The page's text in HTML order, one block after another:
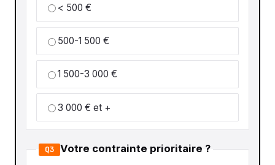
< 500 €
500-1 500 €
1 500-3 000 €
3 000 € et +
Q3 Votre contrainte prioritaire ?